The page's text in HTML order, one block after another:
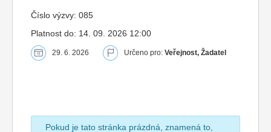
Číslo výzvy: 085
Platnost do: 14. 09. 2026 12:00
29. 6. 2026 Určeno pro: Veřejnost, Žadatel
Pokud je tato stránka prázdná, znamená to,